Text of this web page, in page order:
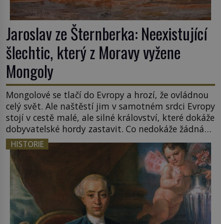
Jaroslav ze Šternberka: Neexistující
šlechtic, který z Moravy vyžene
Mongoly
Mongolové se tlačí do Evropy a hrozí, že ovládnou
celý svět. Ale naštěstí jim v samotném srdci Evropy
stojí v cestě malé, ale silné království, které dokáže
dobyvatelské hordy zastavit. Co nedokáže žádná
z asijských říší, co nedokážou Němci – to dokáže
český král. Nebo že by ne? Mongolové od roku 1223
postupují podél Kaspického a Azovského moře, […]
HISTORIE